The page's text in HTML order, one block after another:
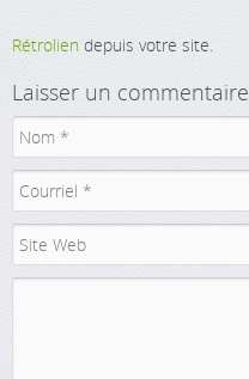
Rétroliendepuis votre site.
Laisser un commentaire